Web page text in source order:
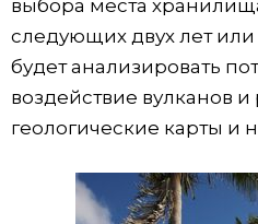
выбора места
следующих двух лет или
будет анализировать
воздействие вулканов
геологические карты и